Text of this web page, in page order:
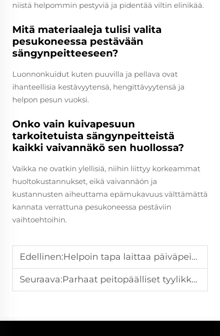
niistä helpommin pestyviä ja pidentää viltin elinikää.
Mitä materiaaleja tulisi valita
pesukoneessa pestävään
sängynpeitteeseen?
Luonnonkuidut kuten puuvilla ja pellava ovat
ihanteellisia kestävyytensä, hengittävyytensä ja
helpon pesun vuoksi.
Onko vain kuivapesuun
tarkoitetuista sängynpeitteistä
kaikki vaivannäkö sen huollossa?
Vaikka ne ovatkin ylellisiä, niihin liittyy korkeammat
huoltokustannukset, eikä vaivannäön ja
kustannusten aiheuttama epämukavuus välttämättä
kannata verrattuna pesukoneessa pestäviin
vaihtoehtoihin.
Edellinen:Helpoin tapa laittaa päiväpeitto päälle yksin
Seuraava:Parhaat peitopäälliset tyylikkääseen makuuhuoneeseen